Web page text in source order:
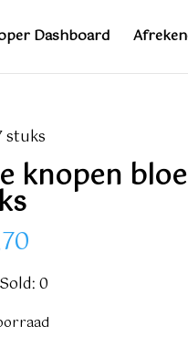
Dashboard
stuks
knopen
0